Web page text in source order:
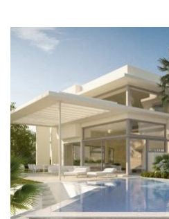
EXTERIOR Y PAISAJISMO